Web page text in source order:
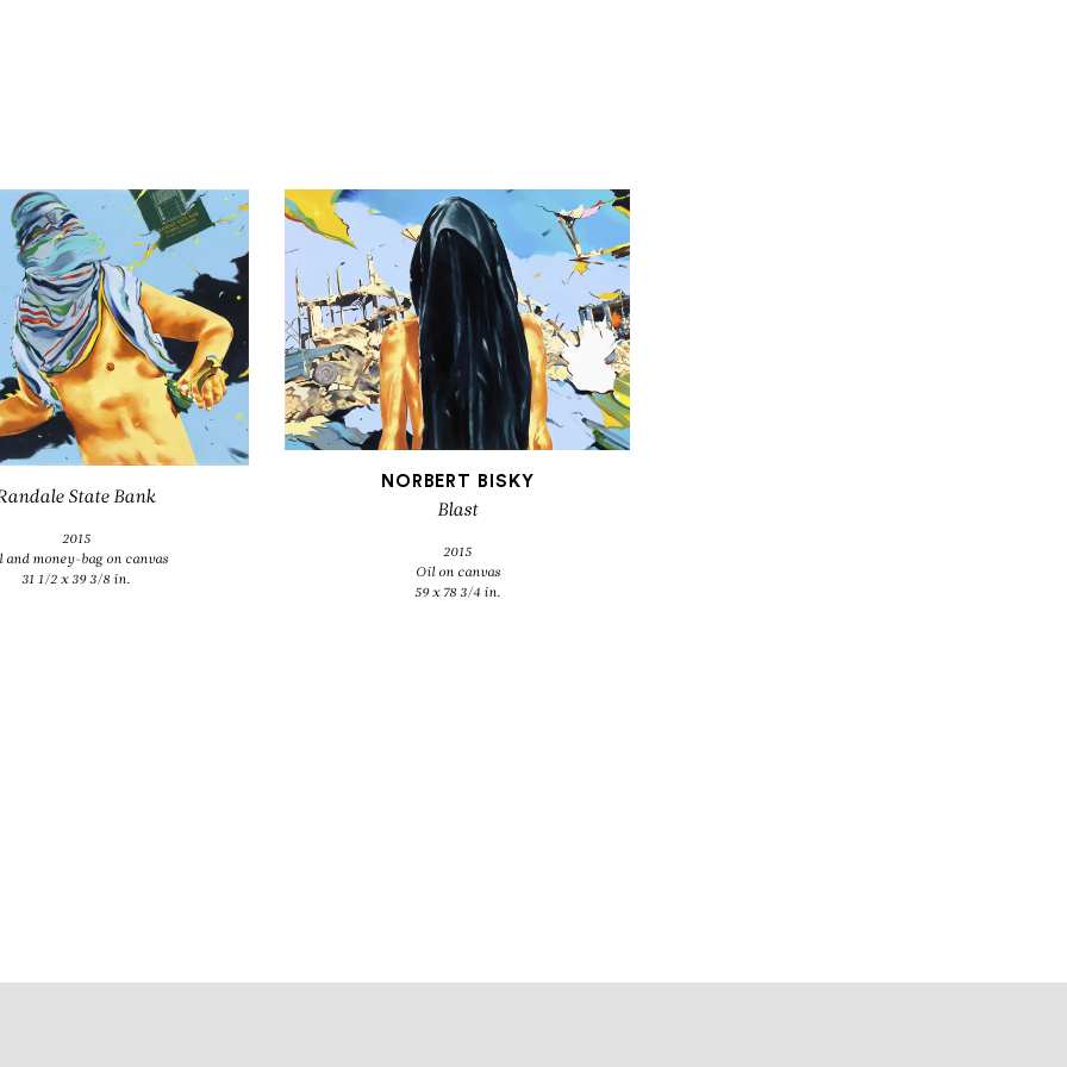
State Bank
2015
and money-bag on canvas
31 1/2 x 39 3/8 in.
NORBERT BISKY
Blast
2015
Oil on canvas
59 x 78 3/4 in.